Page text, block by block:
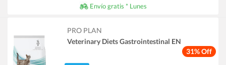
Envío gratis * Lunes
31% Off
PRO PLAN
Veterinary Diets Gastrointestinal EN